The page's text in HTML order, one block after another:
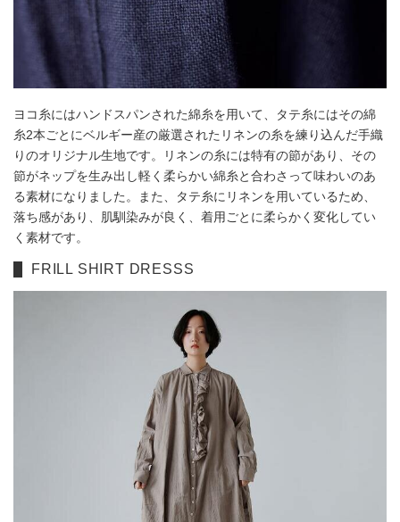
ヨコ糸にはハンドスパンされた綿糸を用いて、タテ糸にはその綿
糸2本ごとにベルギー産の厳選されたリネンの糸を練り込んだ手織
りのオリジナル生地です。リネンの糸には特有の節があり、その
節がネップを生み出し軽く柔らかい綿糸と合わさって味わいのあ
る素材になりました。また、タテ糸にリネンを用いているため、
落ち感があり、肌馴染みが良く、着用ごとに柔らかく変化してい
く素材です。
FRILL SHIRT DRESSS